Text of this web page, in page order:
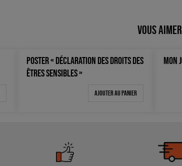
Vous
POSTER « DÉCLARATION DES DROITS DES
ÊTRES SENSIBLES »
Ajouter au panier
MON